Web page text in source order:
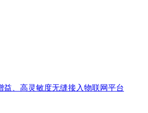
益、高灵敏度无缝接入物联网平台